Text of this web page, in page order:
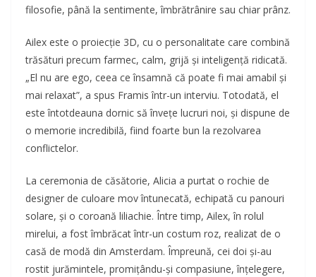
filosofie, până la sentimente, îmbrătrânire sau chiar prânz.
Ailex este o proiecție 3D, cu o personalitate care combină
trăsături precum farmec, calm, grijă și inteligență ridicată.
„El nu are ego, ceea ce însamnă că poate fi mai amabil și
mai relaxat”, a spus Framis într-un interviu. Totodată, el
este întotdeauna dornic să învețe lucruri noi, și dispune de
o memorie incredibilă, fiind foarte bun la rezolvarea
conflictelor.
La ceremonia de căsătorie, Alicia a purtat o rochie de
designer de culoare mov întunecată, echipată cu panouri
solare, și o coroană liliachie. Între timp, Ailex, în rolul
mirelui, a fost îmbrăcat într-un costum roz, realizat de o
casă de modă din Amsterdam. Împreună, cei doi și-au
rostit jurămintele, promițându-și compasiune, înțelegere,